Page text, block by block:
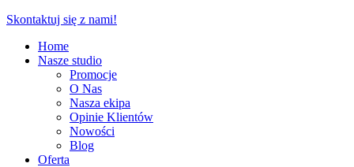
Skontaktuj się z nami!
Home
Nasze studio
Promocje
O Nas
Nasza ekipa
Opinie Klientów
Nowości
Blog
Oferta